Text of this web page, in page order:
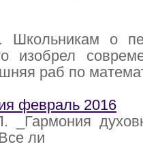
о
изобрел
раб по
февраль 2016
_Гармония
ли